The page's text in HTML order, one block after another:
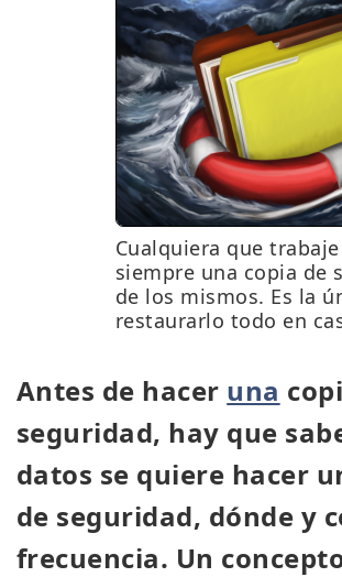
Cualquiera que
siempre una copia de
de los mismos. Es la
restaurarlo todo en
Antes de hacer una
seguridad, hay que
datos se quiere hacer
de seguridad, dónde y
frecuencia. Un